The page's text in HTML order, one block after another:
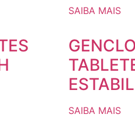
SAIBA MAIS
SAIBA MAIS